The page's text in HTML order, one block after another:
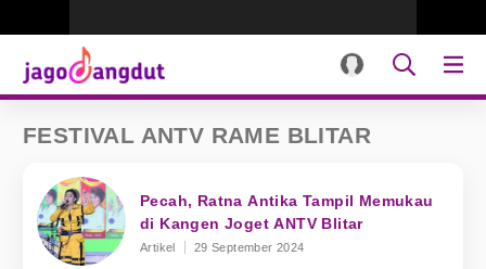
FESTIVAL ANTV RAME BLITAR
Pecah, Ratna Antika Tampil Memukau
di Kangen Joget ANTV Blitar
Artikel 29 September 2024